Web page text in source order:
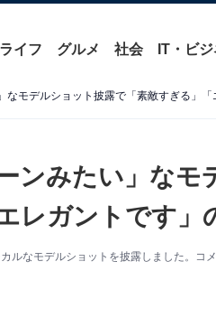
ライフ グルメ 社会 IT・ビ
ンみたい」なモ
レガントです」
ルなモデルショットを披露しました。コ